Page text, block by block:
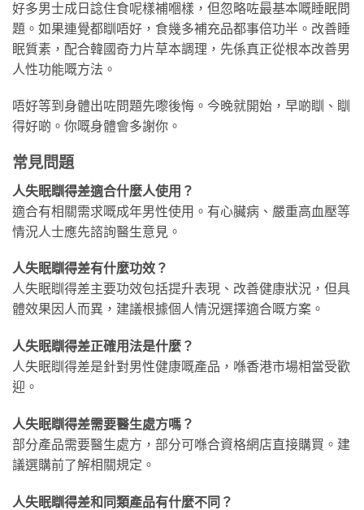
好多男士成日諗住食呢樣補嗰樣，但忽略咗最基本嘅睡眠問
題。如果連覺都瞓唔好，食幾多補充品都事倍功半。改善睡
眠質素，配合韓國奇力片草本調理，先係真正從根本改善男
人性功能嘅方法。
唔好等到身體出咗問題先嚟後悔。今晚就開始，早啲瞓、瞓
得好啲。你嘅身體會多謝你。
常見問題
人失眠瞓得差適合什麼人使用？
適合有相關需求嘅成年男性使用。有心臟病、嚴重高血壓等
情況人士應先諮詢醫生意見。
人失眠瞓得差有什麼功效？
人失眠瞓得差主要功效包括提升表現、改善健康狀況，但具
體效果因人而異，建議根據個人情況選擇適合嘅方案。
人失眠瞓得差正確用法是什麼？
人失眠瞓得差是針對男性健康嘅產品，喺香港市場相當受歡
迎。
人失眠瞓得差需要醫生處方嗎？
部分產品需要醫生處方，部分可喺合資格網店直接購買。建
議選購前了解相關規定。
人失眠瞓得差和同類產品有什麼不同？